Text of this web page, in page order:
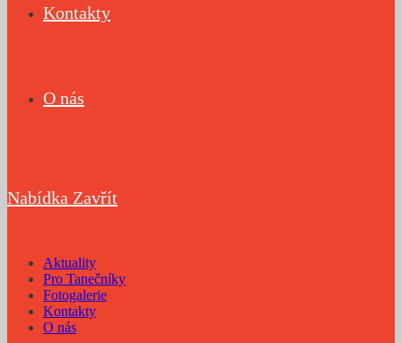
Kontakty
O nás
Nabídka Zavřít
Aktuality
Pro Tanečníky
Fotogalerie
Kontakty
O nás